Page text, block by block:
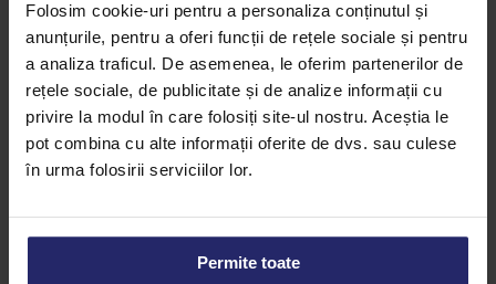
Folosim cookie-uri pentru a personaliza conținutul și
anunțurile, pentru a oferi funcții de rețele sociale și pentru
a analiza traficul. De asemenea, le oferim partenerilor de
rețele sociale, de publicitate și de analize informații cu
privire la modul în care folosiți site-ul nostru. Aceștia le
pot combina cu alte informații oferite de dvs. sau culese
în urma folosirii serviciilor lor.
Permite toate